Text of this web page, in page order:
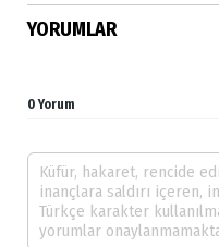
YORUMLAR
0 Yorum